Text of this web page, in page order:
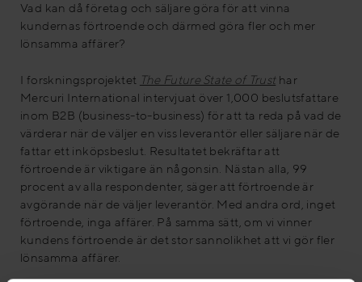
Vad kan då företag och säljare göra för att vinna
kundernas förtroende och därmed göra fler och mer
lönsamma affärer?
I forskningsprojektet The Future State of Trust har
Mercuri International intervjuat över 1,000 beslutsfattare
inom B2B (business-to-business) för att ta reda på vad de
värderar när de väljer en viss leverantör eller säljare när de
fattar ett inköpsbeslut. Resultatet bekräftar att
förtroende är viktigare än någonsin. Nästan alla, 99
procent av alla respondenter, säger att förtroende är
avgörande när de väljer leverantör. Med andra ord, inget
förtroende, inga affärer. På samma sätt, om vi vinner
kundens förtroende är det stor sannolikhet att vi gör fler
lönsamma affärer.